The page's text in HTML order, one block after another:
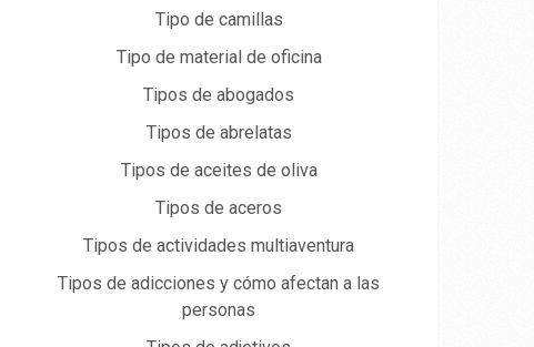
Tipo de camillas
Tipo de material de oficina
Tipos de abogados
Tipos de abrelatas
Tipos de aceites de oliva
Tipos de aceros
Tipos de actividades multiaventura
Tipos de adicciones y cómo afectan a las
personas